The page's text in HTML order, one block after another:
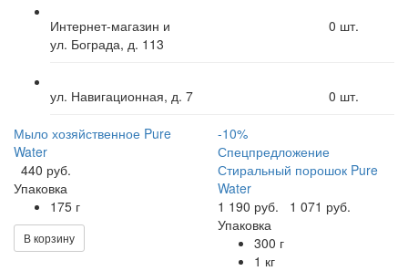
Интернет-магазин и
ул. Бограда, д. 113
0 шт.
ул. Навигационная, д. 7 0 шт.
Мыло хозяйственное Pure
Water
440 руб.
Упаковка
175 г
В корзину
-10%
Спецпредложение
Стиральный порошок Pure
Water
1 190 руб.
1 071 руб.
Упаковка
300 г
1 кг